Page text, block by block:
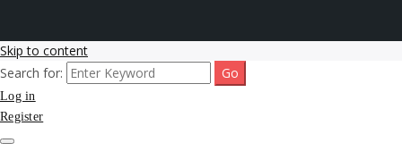
Skip to content
รับจ้างโพสขายบ้าน ติดAI
Search รับทำSEOรายเดือน
รับโพสต์เว็บขายบ้าน อสังหา ทำSEOรายเดือนราคาถูก เน้นติดAI โพสต์
ประกาศบ้านที่ดินฟรี SEOขายบ้าน รับจ้างโพสต์บ้านที่ดินติดหน้า1goolge
ราคาถูกที่สุด ฟรีลงประกาศอสังหา รับทำSEOขายสินค้า
Search for:
Log in
Register